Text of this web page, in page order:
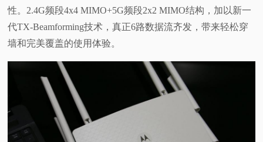
性。2.4G频段4x4 MIMO+5G频段2x2 MIMO结构，加以新一
代TX-Beamforming技术，真正6路数据流齐发，带来轻松穿
墙和完美覆盖的使用体验。